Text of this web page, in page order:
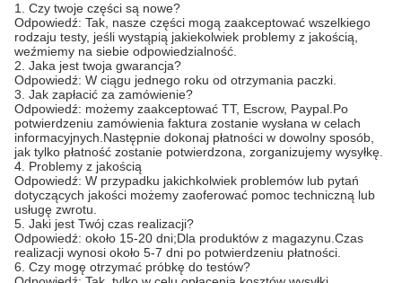
1. Czy twoje części są nowe?
Odpowiedź: Tak, nasze części mogą zaakceptować wszelkiego
rodzaju testy, jeśli wystąpią jakiekolwiek problemy z jakością,
weźmiemy na siebie odpowiedzialność.
2. Jaka jest twoja gwarancja?
Odpowiedź: W ciągu jednego roku od otrzymania paczki.
3. Jak zapłacić za zamówienie?
Odpowiedź: możemy zaakceptować TT, Escrow, Paypal.Po
potwierdzeniu zamówienia faktura zostanie wysłana w celach
informacyjnych.Następnie dokonaj płatności w dowolny sposób,
jak tylko płatność zostanie potwierdzona, zorganizujemy wysyłkę.
4. Problemy z jakością
Odpowiedź: W przypadku jakichkolwiek problemów lub pytań
dotyczących jakości możemy zaoferować pomoc techniczną lub
usługę zwrotu.
5. Jaki jest Twój czas realizacji?
Odpowiedź: około 15-20 dni;Dla produktów z magazynu.Czas
realizacji wynosi około 5-7 dni po potwierdzeniu płatności.
6. Czy mogę otrzymać próbkę do testów?